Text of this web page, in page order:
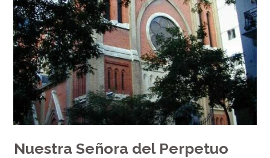
Nuestra Señora del Perpetuo